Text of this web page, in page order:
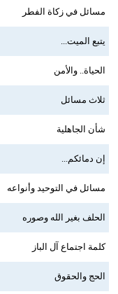
مسائل في زكاة الفطر
يتبع الميت...
الحياة.. والأمن
ثلاث مسائل
شأن الجاهلية
إن دمائكم...
مسائل في التوحيد وأنواعه
الحلف بغير الله وصوره
كلمة اجتماع آل الباز
الحج والحقوق